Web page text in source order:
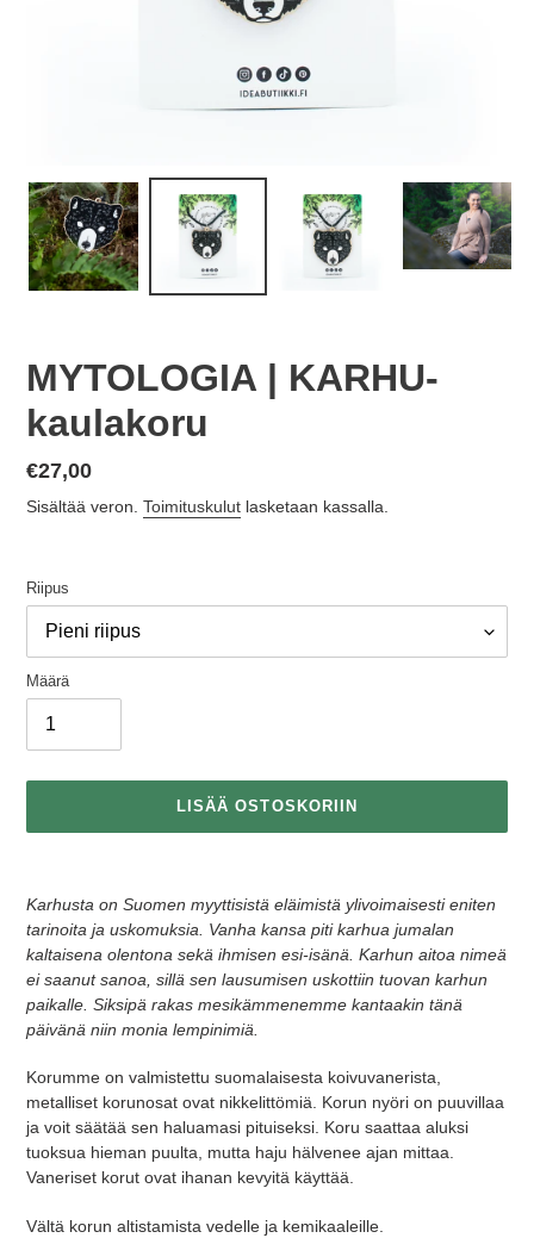
MYTOLOGIA | KARHU-
kaulakoru
Normaalihinta
€27,00
Sisältää veron. Toimituskulut lasketaan kassalla.
Riipus
Määrä
LISÄÄ OSTOSKORIIN
Karhusta on Suomen myyttisistä eläimistä ylivoimaisesti eniten
tarinoita ja uskomuksia. Vanha kansa piti karhua jumalan
kaltaisena olentona sekä ihmisen esi-isänä. Karhun aitoa nimeä
ei saanut sanoa, sillä sen lausumisen uskottiin tuovan karhun
paikalle. Siksipä rakas mesikämmenemme kantaakin tänä
päivänä niin monia lempinimiä.
Korumme on valmistettu suomalaisesta koivuvanerista,
metalliset korunosat ovat nikkelittömiä. Korun nyöri on puuvillaa
ja voit säätää sen haluamasi pituiseksi. Koru saattaa aluksi
tuoksua hieman puulta, mutta haju hälvenee ajan mittaa.
Vaneriset korut ovat ihanan kevyitä käyttää.
Vältä korun altistamista vedelle ja kemikaaleille.